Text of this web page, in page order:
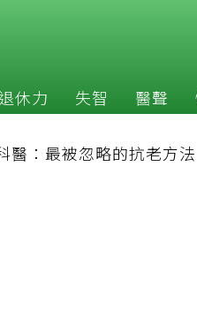
退休力 失智 醫聲
醫：最被忽略的抗老方法